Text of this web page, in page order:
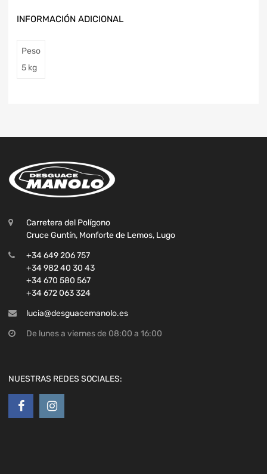
INFORMACIÓN ADICIONAL
Peso
5 kg
Carretera del Polígono
Cruce Guntín, Monforte de Lemos, Lugo
+34 649 206 757
+34 982 40 30 43
+34 670 580 567
+34 672 063 324
lucia@desguacemanolo.es
De lunes a viernes de 08:00 a 16:00
NUESTRAS REDES SOCIALES: